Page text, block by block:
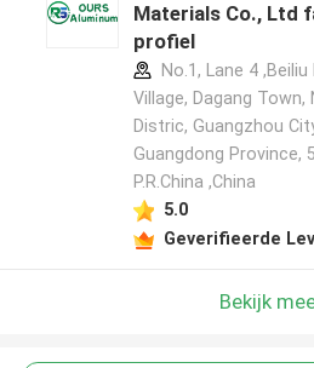
Materials Co., Ltd
profiel
No.1, Lane 4 ,Beiliu
Village, Dagang Town,
Distric, Guangzhou
Guangdong Province,
P.R.China ,China
5.0
Geverifieerde
Bekijk